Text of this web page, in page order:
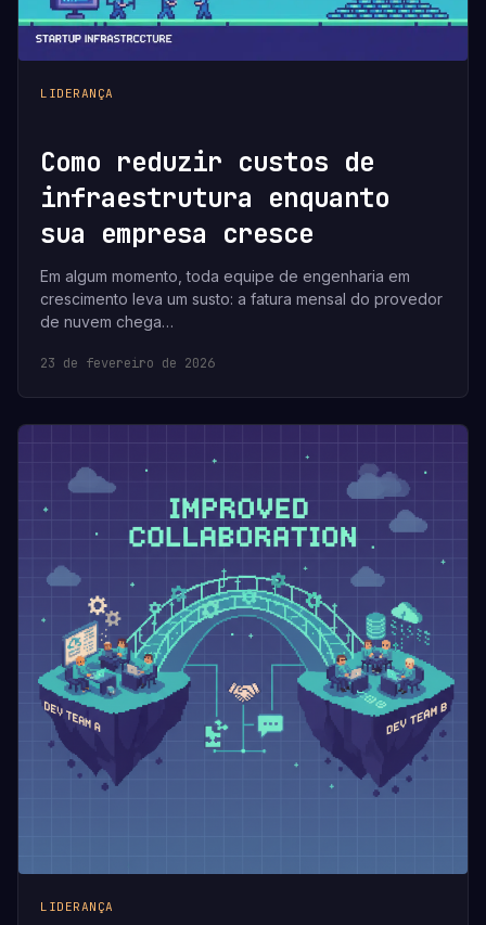
LIDERANÇA
Como reduzir custos de
infraestrutura enquanto
sua empresa cresce
Em algum momento, toda equipe de engenharia em
crescimento leva um susto: a fatura mensal do provedor
de nuvem chega…
23 de fevereiro de 2026
LIDERANÇA